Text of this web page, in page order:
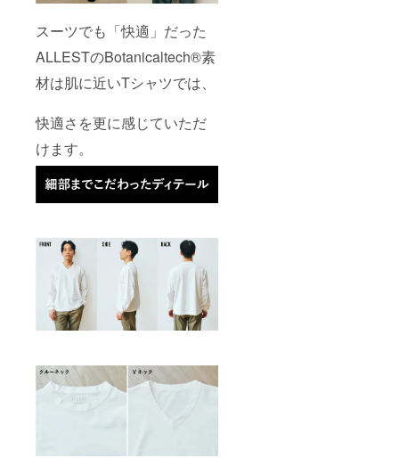
スーツでも「快適」だった
ALLESTのBotanicaltech®素
材は肌に近いTシャツでは、
快適さを更に感じていただ
けます。